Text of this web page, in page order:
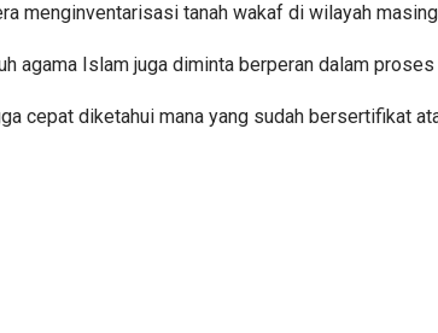
menginventarisasi tanah wakaf di wilayah
agama Islam juga diminta berperan dalam
cepat diketahui mana yang sudah bersertifikat